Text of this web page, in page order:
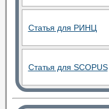
Статья для РИНЦ
Статья для SCOPUS